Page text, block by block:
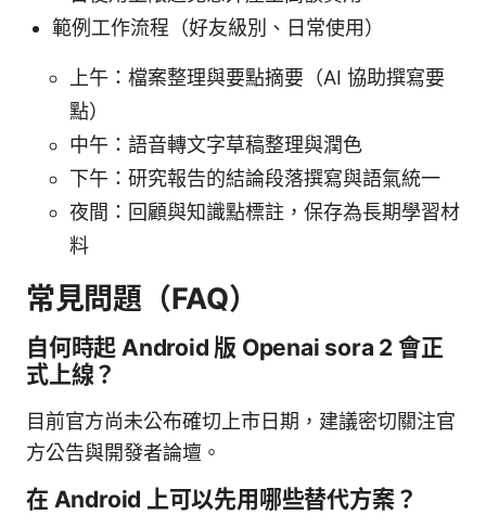
範例工作流程（好友級別、日常使用）
上午：檔案整理與要點摘要（AI 協助撰寫要
點）
中午：語音轉文字草稿整理與潤色
下午：研究報告的結論段落撰寫與語氣統一
夜間：回顧與知識點標註，保存為長期學習材
料
常見問題（FAQ）
自何時起 Android 版 Openai sora 2 會正
式上線？
目前官方尚未公布確切上市日期，建議密切關注官
方公告與開發者論壇。
在 Android 上可以先用哪些替代方案？